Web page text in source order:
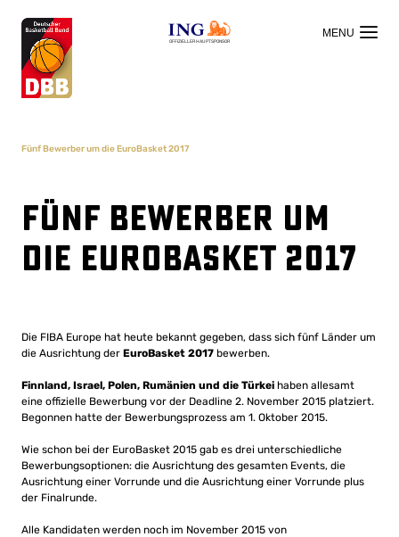
OFFIZIELLER HAUPTSPONSOR
Fünf Bewerber um die EuroBasket 2017
Fünf Bewerber um
die EuroBasket 2017
Die FIBA Europe hat heute bekannt gegeben, dass sich fünf Länder um
die Ausrichtung der EuroBasket 2017 bewerben.
Finnland, Israel, Polen, Rumänien und die Türkei haben allesamt
eine offizielle Bewerbung vor der Deadline 2. November 2015 platziert.
Begonnen hatte der Bewerbungsprozess am 1. Oktober 2015.
Wie schon bei der EuroBasket 2015 gab es drei unterschiedliche
Bewerbungsoptionen: die Ausrichtung des gesamten Events, die
Ausrichtung einer Vorrunde und die Ausrichtung einer Vorrunde plus
der Finalrunde.
Alle Kandidaten werden noch im November 2015 von